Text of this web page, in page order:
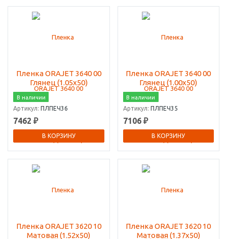
Пленка ORAJET 3640 00
Глянец (1.05х50)
В наличии
Артикул: ПЛПЕЧ36
7462 ₽
В КОРЗИНУ
Пленка ORAJET 3640 00
Глянец (1.00х50)
В наличии
Артикул: ПЛПЕЧ35
7106 ₽
В КОРЗИНУ
Пленка ORAJET 3620 10
Матовая (1.52х50)
Пленка ORAJET 3620 10
Матовая (1.37х50)